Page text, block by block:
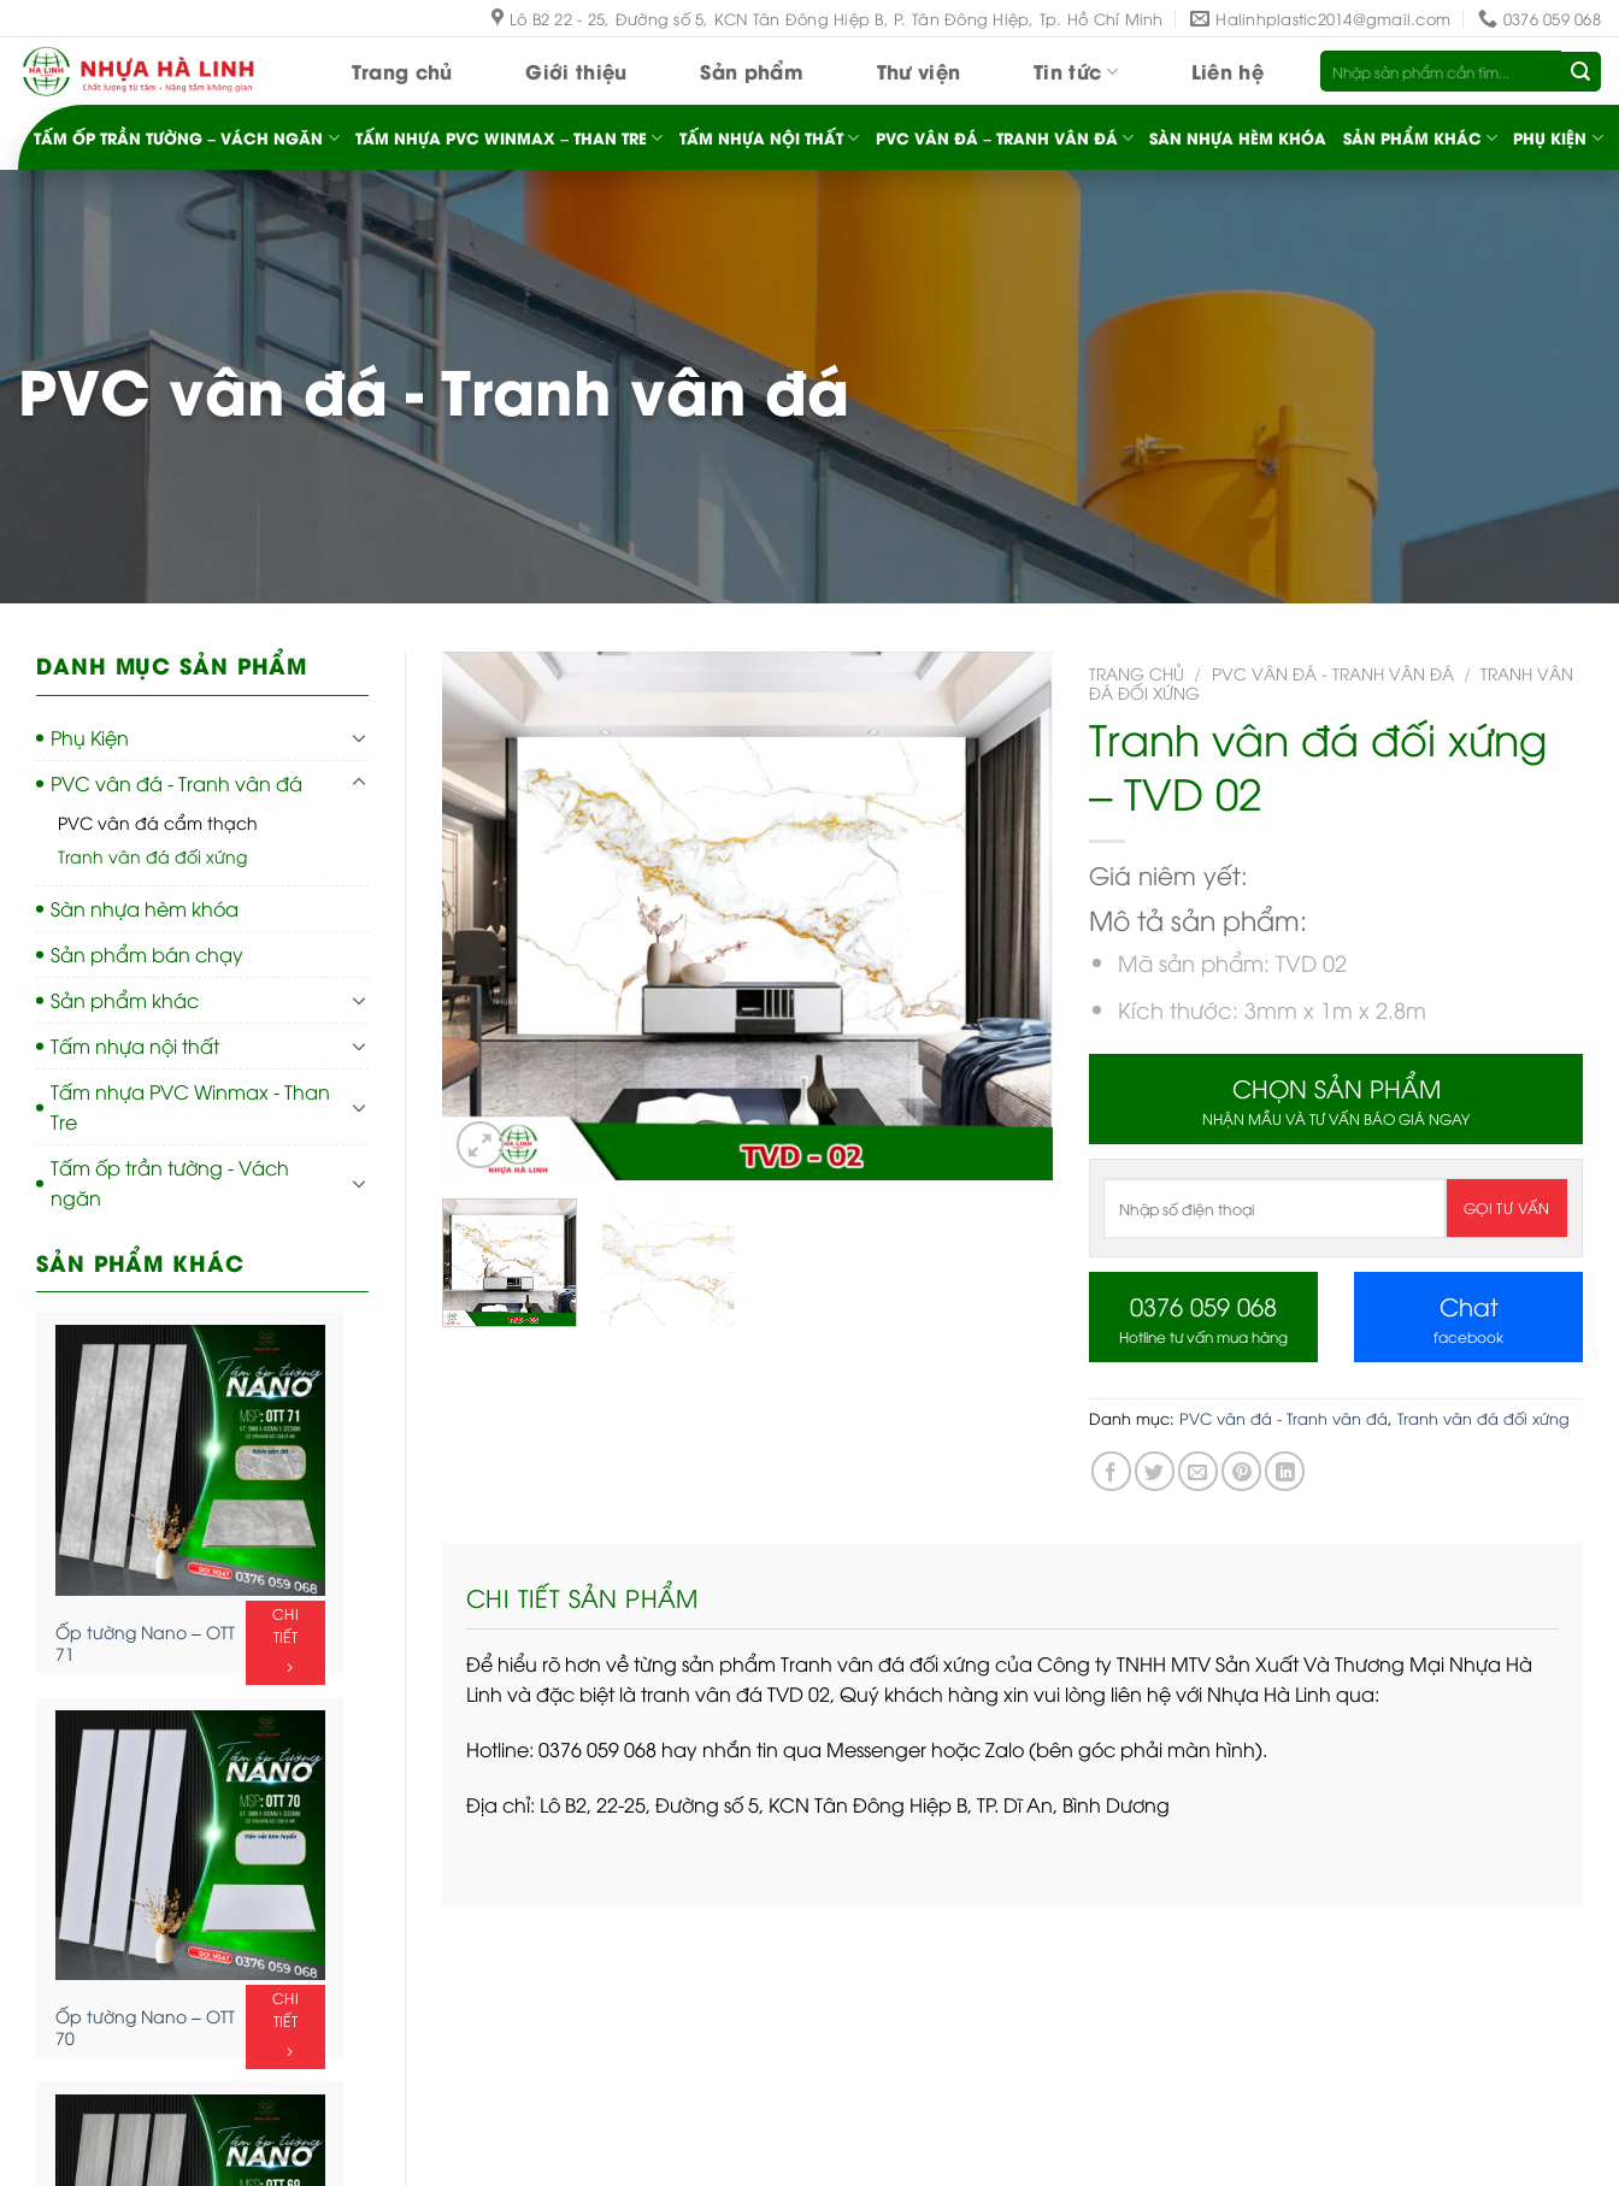
nội
Lô B2 22 - 25, Đường số 5, KCN Tân Đông Hiệp B, P. Tân Đông Hiệp, Tp. Hồ Chí Minh Halinhplastic2014@gmail.com 0376 059 068
Trang chủ Giới thiệu Sản phẩm Thư viện Tin tức Liên hệ
Tìm
kiếm:
TẤM ỐP TRẦN TƯỜNG – VÁCH NGĂN TẤM NHỰA PVC WINMAX – THAN TRE TẤM NHỰA NỘI THẤT PVC VÂN ĐÁ – TRANH VÂN ĐÁ SÀN NHỰA HÈM KHÓA SẢN PHẨM KHÁC PHỤ KIỆN
PVC vân đá - Tranh vân đá
DANH MỤC SẢN PHẨM
Phụ Kiện
PVC vân đá - Tranh vân đá
PVC vân đá cẩm thạch
Tranh vân đá đối xứng
Sàn nhựa hèm khóa
Sản phẩm bán chạy
Sản phẩm khác
Tấm nhựa nội thất
Tấm nhựa PVC Winmax - Than
Tre
Tấm ốp trần tường - Vách
ngăn
SẢN PHẨM KHÁC
Ốp tường Nano – OTT
71
CHI
TIẾT
Ốp tường Nano – OTT
70
CHI
TIẾT
TRANG CHỦ / PVC VÂN ĐÁ - TRANH VÂN ĐÁ / TRANH VÂN
ĐÁ ĐỐI XỨNG
Tranh vân đá đối xứng
– TVD 02
Giá niêm yết:
Mô tả sản phẩm:
Mã sản phẩm: TVD 02
Kích thước: 3mm x 1m x 2.8m
CHỌN SẢN PHẨM
NHẬN MẪU VÀ TƯ VẤN BÁO GIÁ NGAY
0376 059 068
Hotline tư vấn mua hàng
Chat
facebook
Danh mục: PVC vân đá - Tranh vân đá,Tranh vân đá đối xứng
CHI TIẾT SẢN PHẨM
Để hiểu rõ hơn về từng sản phẩm Tranh vân đá đối xứng của Công ty TNHH MTV Sản Xuất Và Thương Mại Nhựa Hà
Linh và đặc biệt là tranh vân đá TVD 02, Quý khách hàng xin vui lòng liên hệ với Nhựa Hà Linh qua:
Hotline: 0376 059 068 hay nhắn tin qua Messenger hoặc Zalo (bên góc phải màn hình).
Địa chỉ: Lô B2, 22-25, Đường số 5, KCN Tân Đông Hiệp B, TP. Dĩ An, Bình Dương